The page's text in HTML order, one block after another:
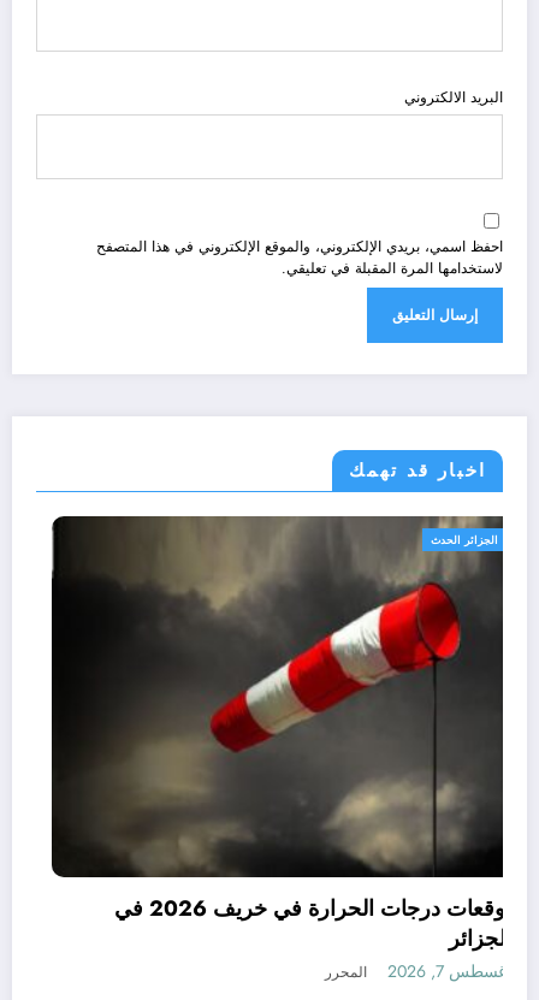
البريد الالكتروني
احفظ اسمي، بريدي الإلكتروني، والموقع الإلكتروني في هذا المتصفح
لاستخدامها المرة المقبلة في تعليقي.
اخبار قد تهمك
الجزائر الحدث
توقعات درجات الحرارة في خريف 2026 في
الجزائر
أغسطس 7, 2026 المحرر